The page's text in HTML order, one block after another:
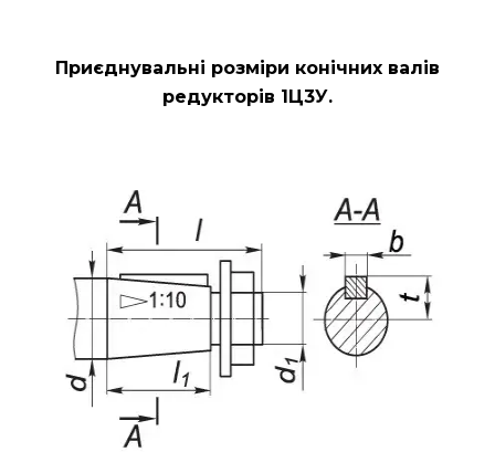
Приєднувальні розміри конічних валів
редукторів 1Ц3У.